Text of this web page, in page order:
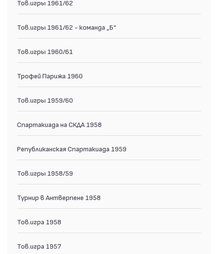
Тов.игры 1961/62
Тов.игры 1961/62 - команда „Б“
Тов.игры 1960/61
Трофей Парижа 1960
Тов.игры 1959/60
Спартакиада на СКДА 1958
Републиканская Спартакиада 1959
Тов.игры 1958/59
Турнир в Антверпене 1958
Тов.игра 1958
Тов.игра 1957